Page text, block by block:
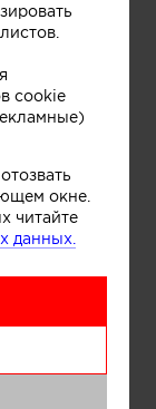
cookie
окне.
читайте
данных.